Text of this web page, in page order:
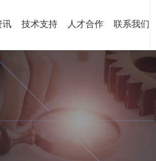
讯 技术支持 人才合作 联系我们